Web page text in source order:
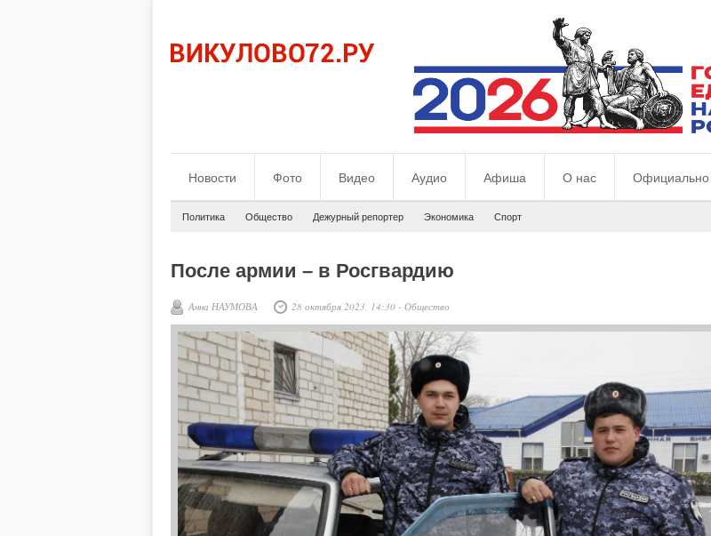
Новости Фото Видео Аудио Афиша О нас Официально
Политика Общество Дежурный репортер Экономика Спорт
После армии – в Росгвардию
Анна НАУМОВА 28 октября 2023, 14:30 - Общество